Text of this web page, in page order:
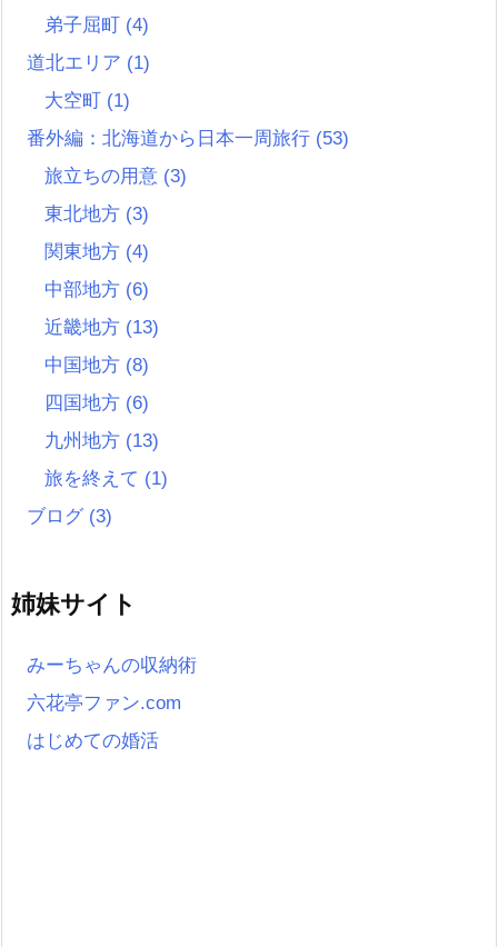
弟子屈町 (4)
道北エリア (1)
大空町 (1)
番外編：北海道から日本一周旅行 (53)
旅立ちの用意 (3)
東北地方 (3)
関東地方 (4)
中部地方 (6)
近畿地方 (13)
中国地方 (8)
四国地方 (6)
九州地方 (13)
旅を終えて (1)
ブログ (3)
姉妹サイト
みーちゃんの収納術
六花亭ファン.com
はじめての婚活